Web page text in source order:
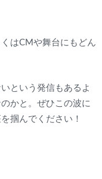
はCMや舞台にもどん
という発信もあるよ
かと。ぜひこの波に
掴んでください！